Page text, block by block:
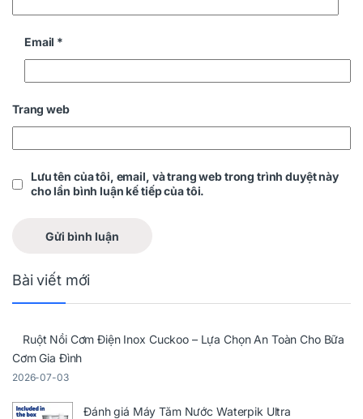
Email *
Trang web
Lưu tên của tôi, email, và trang web trong trình duyệt này
cho lần bình luận kế tiếp của tôi.
Bài viết mới
Ruột Nồi Cơm Điện Inox Cuckoo – Lựa Chọn An Toàn Cho Bữa
Cơm Gia Đình
2026-07-03
Đánh giá Máy Tăm Nước Waterpik Ultra